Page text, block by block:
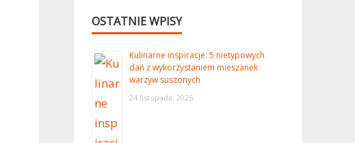
OSTATNIE WPISY
Kulinarne inspiracje: 5 nietypowych
dań z wykorzystaniem mieszanek
warzyw suszonych
24 listopada, 2025